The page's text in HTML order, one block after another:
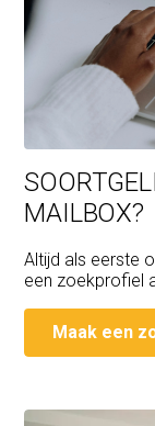
MAILBOX?
Altijd als eerste
een zoekprofiel
Maak een